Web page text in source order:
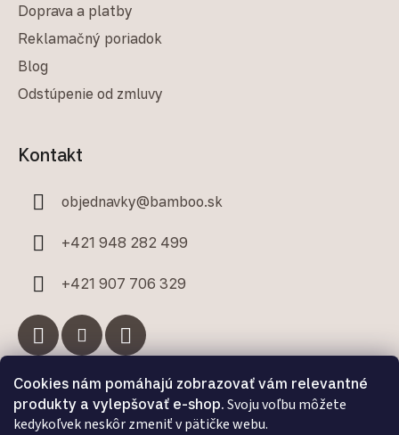
Cookies nám pomáhajú zobrazovať vám relevantné
produkty a vylepšovať e-shop. Svoju voľbu môžete
kedykoľvek neskôr zmeniť v pätičke webu.
Doprava a platby
Reklamačný poriadok
Blog
Odstúpenie od zmluvy
Kontakt
objednavky@bamboo.sk
+421 948 282 499
+421 907 706 329
Facebook